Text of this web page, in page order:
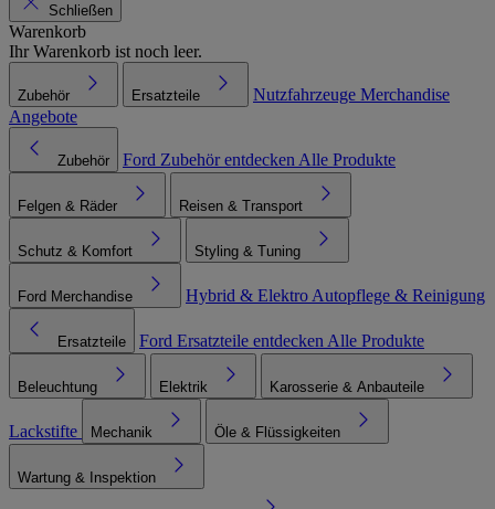
Schließen
Warenkorb
Ihr Warenkorb ist noch leer.
Zubehör Ersatzteile Nutzfahrzeuge Merchandise
Angebote
Zubehör Ford Zubehör entdecken Alle Produkte
Felgen & Räder Reisen & Transport
Schutz & Komfort Styling & Tuning
Ford Merchandise Hybrid & Elektro Autopflege & Reinigung
Ersatzteile Ford Ersatzteile entdecken Alle Produkte
Beleuchtung Elektrik Karosserie & Anbauteile
Lackstifte Mechanik Öle & Flüssigkeiten
Wartung & Inspektion